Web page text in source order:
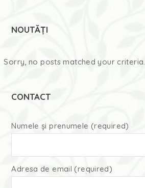
NOUTĂȚI
Sorry, no posts matched your criteria.
CONTACT
Numele și prenumele (required)
Adresa de email (required)